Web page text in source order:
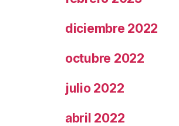
diciembre 2022
octubre 2022
julio 2022
abril 2022